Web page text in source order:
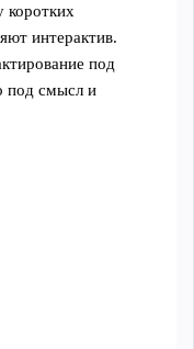
коротких
интерактив.
под
под смысл и